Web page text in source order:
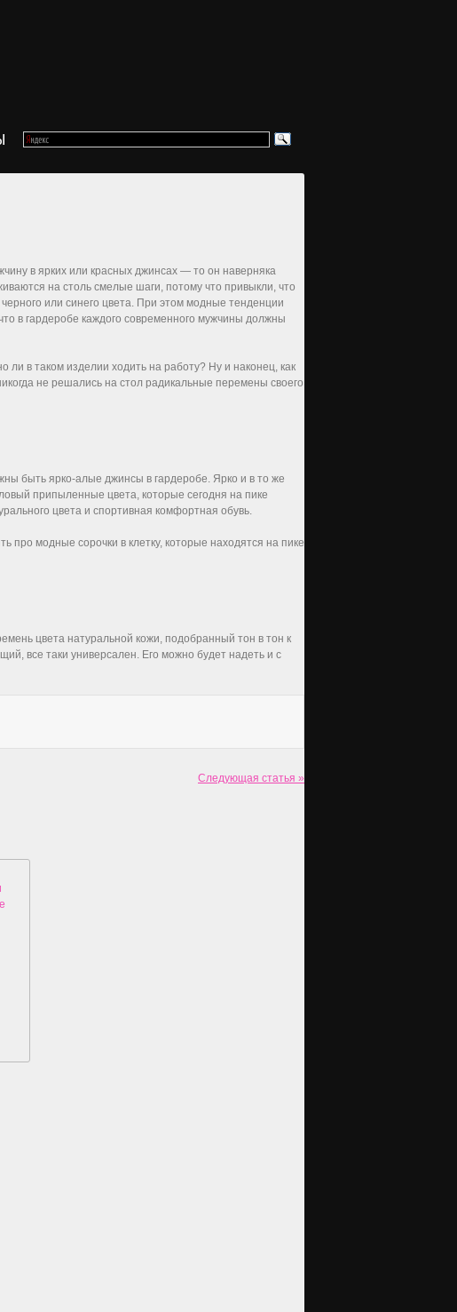
в ярких или красных джинсах — то он наверняка
на столь смелые шаги, потому что привыкли, что
или синего цвета. При этом модные тенденции
в гардеробе каждого современного мужчины должны
в таком изделии ходить на работу? Ну и наконец, как
не решались на стол радикальные перемены своего
быть ярко-алые джинсы в гардеробе. Ярко и в то же
припыленные цвета, которые сегодня на пике
цвета и спортивная комфортная обувь.
про модные сорочки в клетку, которые находятся на пике
цвета натуральной кожи, подобранный тон в тон к
все таки универсален. Его можно будет надеть и с
Следующая статья »